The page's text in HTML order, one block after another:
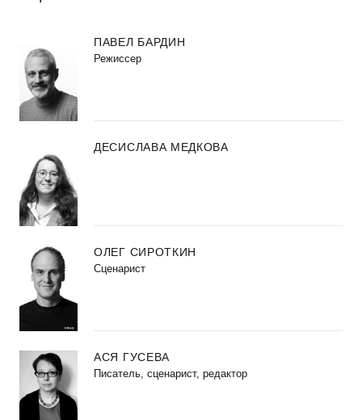
ПАВЕЛ БАРДИН
Режиссер
ДЕСИСЛАВА МЕДКОВА
ОЛЕГ СИРОТКИН
Сценарист
АСЯ ГУСЕВА
Писатель, сценарист, редактор